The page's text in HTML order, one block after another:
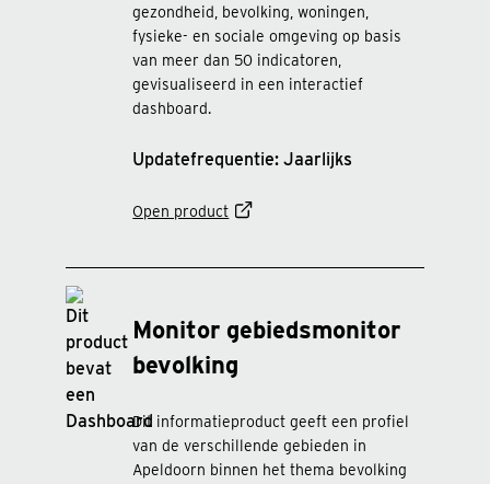
gezondheid, bevolking, woningen,
fysieke- en sociale omgeving op basis
van meer dan 50 indicatoren,
gevisualiseerd in een interactief
dashboard.
Updatefrequentie: Jaarlijks
Open product
Monitor gebiedsmonitor
bevolking
Dit informatieproduct geeft een profiel
van de verschillende gebieden in
Apeldoorn binnen het thema bevolking